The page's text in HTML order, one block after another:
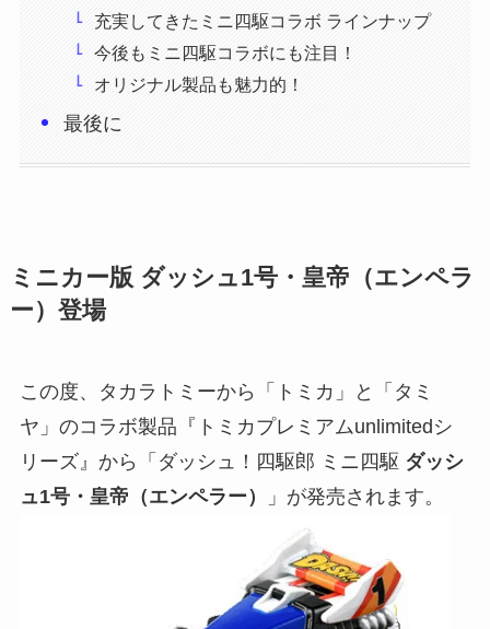
充実してきたミニ四駆コラボ ラインナップ
今後もミニ四駆コラボにも注目！
オリジナル製品も魅力的！
最後に
ミニカー版 ダッシュ1号・皇帝（エンペラ
ー）登場
この度、タカラトミーから「トミカ」と「タミ
ヤ」のコラボ製品『トミカプレミアムunlimitedシ
リーズ』から「ダッシュ！四駆郎 ミニ四駆 ダッシ
ュ1号・皇帝（エンペラー）
」が発売されます。